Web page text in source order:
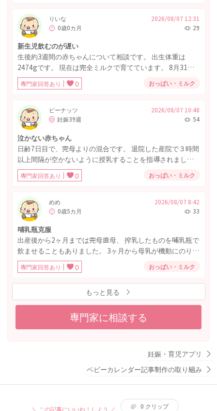
するのが良いのでしょうか‥ Sサイズ乳首でさえ、口から
たらーっと漏れている際もあります。 また、飲む力が弱
い？病気なども隠れているのでしょうか？ 現在体重4770ほ
どです！
りいな
0歳0カ月
2026/08/07 12:31
29
新生児飲むのが遅い
生後約3週間の赤ちゃんについて相談です。 出生体重は
2474gです。 現在は完全ミルクで育てています。 8月31日
に体重を測ったら2780グラムぐらいで一日に31グラム増え
ており、順調には育っています。 以前は1日のミルク量が
日もあります。ただ、ここ数日はまた飲む量が減ることが
あり、1回50mLくらいで終わってしまうこともあります。
一番気になっているのは、ミルクを飲むスピードがとても
遅いことです。100～120mL飲むのに1時間近くかかりま
す。途中で寝てしまうこともあり、起こしながら飲ませて
います。 哺乳瓶はピジョンの産院用を使っていて、乳首は
流量大を使用しています。空気弁も毎回洗っていますが、
ありません。 色々な乳首を試してますが改善しません。 お
しっこやうんちしっかり出ていて、体重も増えていると言
われています。 体重が増えていても、このくらい飲むのに
時間がかかるのは問題ないのでしょうか。それとも、哺乳
瓶や乳首の変更した方がいいですか？ 良い改善方法があれ
ばと思います。
専門家回答あり 0 おっぱい・ミルク
ピーナッツ
妊娠39週
2026/08/07 10:48
54
泣かない赤ちゃん
日齢7日目で、完母よりの混合です。 退院した産院で３時間
以上間隔が空かないように授乳することを指導されまし
た。赤ちゃんは、オムツが濡れても泣かないくらい寝てま
す。３時間毎にアラームをセットして授乳してますが、起
起こしてます。産院では泣かないため活気がないからミル
クを40ml足してくださいと言われて退院した初日は足して
ましたが、乳頭混乱？？ぽくなり、直母が難しくなってき
たので、母乳のみに戻しました。でも今日は黄疸が強くミ
ルクを与えたら起きなくなりました。毎回起こすのがスト
レスなのですが、３時間以上空けてはいけない理由はなん
ですか？完母希望ですがこのままやっていくのは無理で
専門家回答あり 0 おっぱい・ミルク
めめ
0歳5カ月
2026/08/07 8:42
33
哺乳瓶克服
出産後から2ヶ月までは完母直母、 搾乳したものを哺乳瓶で
飲ませることもありました。 3ヶ月から母乳が機動にのり搾
乳しなくても 張ったりしんどいことがなくなり直母オンリ
ーになりました。 たまに哺乳瓶で飲ませたりもしていまし
たが ある日突然哺乳瓶をあげると大泣きしてそりかえるよ
うになりました。 克服するため保育士さんに手伝ってもら
おながら練習することで 泣くことはなくなりましたが、歯
が生えてきてることもあるからか 「飲むもの」ではなく
「噛むもの」になってしまい 乳首が舌の上にのることがで
種類とも噛んで出てきたミルクを吐き出します。 ただひた
すら毎日練習していますが飲めるようになるのでしょう
専門家回答あり 0 おっぱい・ミルク
もっと見る
専門家に相談する
妊娠・育児アプリ
ベビーカレンダー記事制作の取り組み
＼ この記事にいいね！しよう ／ 0 クリップ